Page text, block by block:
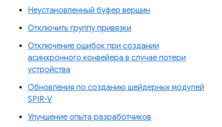
Неустановленный буфер вершин
Отключить группу привязки
Отключение ошибок при создании
асинхронного конвейера в случае потери
устройства
Обновления по созданию шейдерных модулей
SPIR-V
Улучшение опыта разработчиков